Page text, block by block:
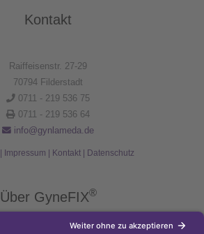
Kontakt
Raiffeisenstr. 27-29
70794 Filderstadt
0711 - 219 536 75
0711 - 219 536 64
info@gynlameda.de
Impressum Kontakt| Datenschutz
Über GyneFIX®